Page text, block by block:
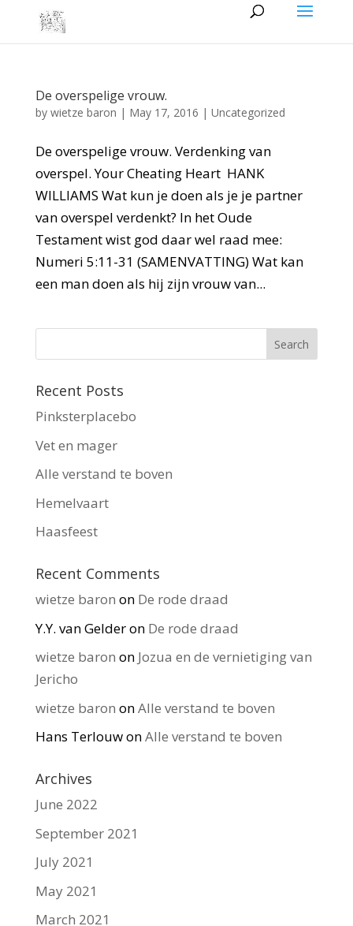
De overspelige vrouw.
by wietze baron | May 17, 2016 | Uncategorized
De overspelige vrouw. Verdenking van
overspel. Your Cheating Heart HANK
WILLIAMS Wat kun je doen als je je partner
van overspel verdenkt? In het Oude
Testament wist god daar wel raad mee:
Numeri 5:11-31 (SAMENVATTING) Wat kan
een man doen als hij zijn vrouw van...
Recent Posts
Pinksterplacebo
Vet en mager
Alle verstand te boven
Hemelvaart
Haasfeest
Recent Comments
wietze baron on De rode draad
Y.Y. van Gelderon De rode draad
wietze baron on Jozua en de vernietiging van
Jericho
wietze baron onAlle verstand te boven
Hans TerlouwonAlle verstand te boven
Archives
June 2022
September 2021
July 2021
May 2021
March 2021